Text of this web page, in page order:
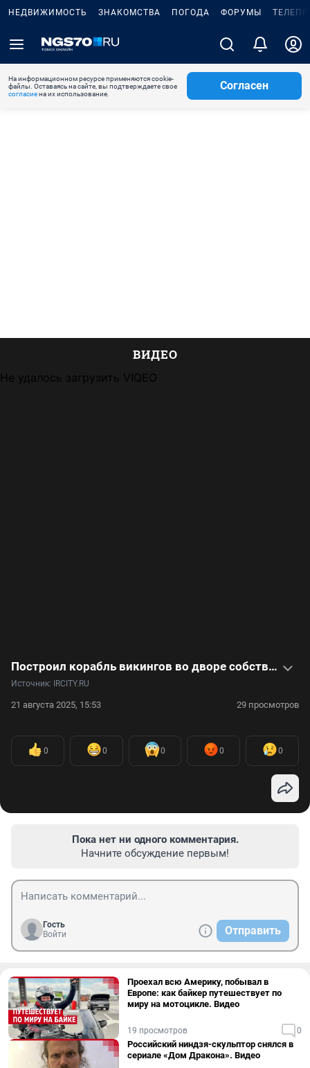
НЕДВИЖИМОСТЬ ЗНАКОМСТВА ПОГОДА ФОРУМЫ
На информационном ресурсе применяются cookie-
файлы. Оставаясь на сайте, вы подтверждаете свое
согласиена их использование.
Согласен
ВИДЕО
Не удалось загрузить VIQEO
Построил корабль викингов во дворе собственного дома: видео
Источник: IRCITY.RU
21 августа 2025, 15:53 29 просмотров
0 0 0 0 0
Пока нет ни одного комментария.
Начните обсуждение первым!
Гость
Войти
Отправить
Проехал всю Америку, побывал в
Европе: как байкер путешествует по
миру на мотоцикле. Видео
19 просмотров 0
Российский ниндзя-скульптор снялся в
сериале «Дом Дракона». Видео